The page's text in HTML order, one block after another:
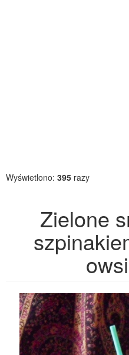
Wyświetlono: 395 razy
Zielone